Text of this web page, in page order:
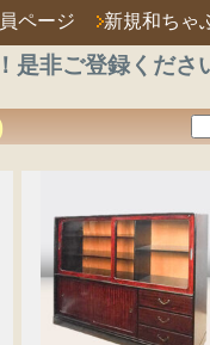
ページ 新規和ちゃ
非ご登録くださ